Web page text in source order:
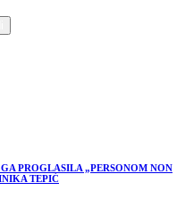
PROGLASILA „PERSONOM NON
TEPIĆ